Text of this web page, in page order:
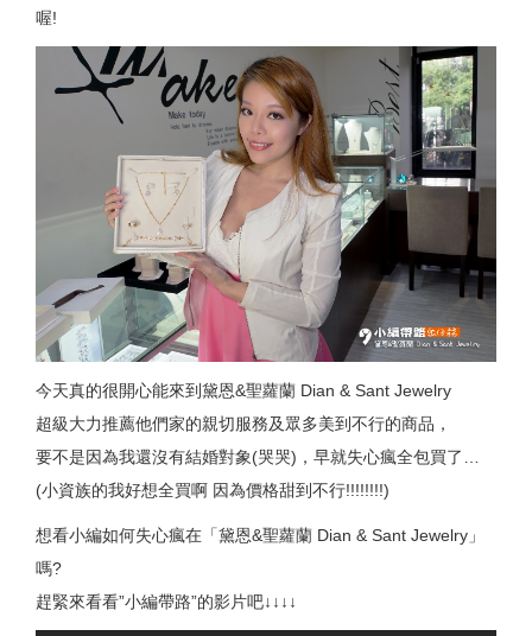
喔!
今天真的很開心能來到黛恩&聖蘿蘭 Dian & Sant Jewelry
超級大力推薦他們家的親切服務及眾多美到不行的商品，
要不是因為我還沒有結婚對象(哭哭)，早就失心瘋全包買了…
(小資族的我好想全買啊 因為價格甜到不行!!!!!!!!)
想看小編如何失心瘋在「黛恩&聖蘿蘭 Dian & Sant Jewelry」
嗎?
趕緊來看看”小編帶路”的影片吧↓↓↓↓